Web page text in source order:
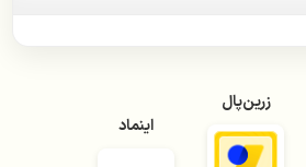
زرین‌پال
اینماد